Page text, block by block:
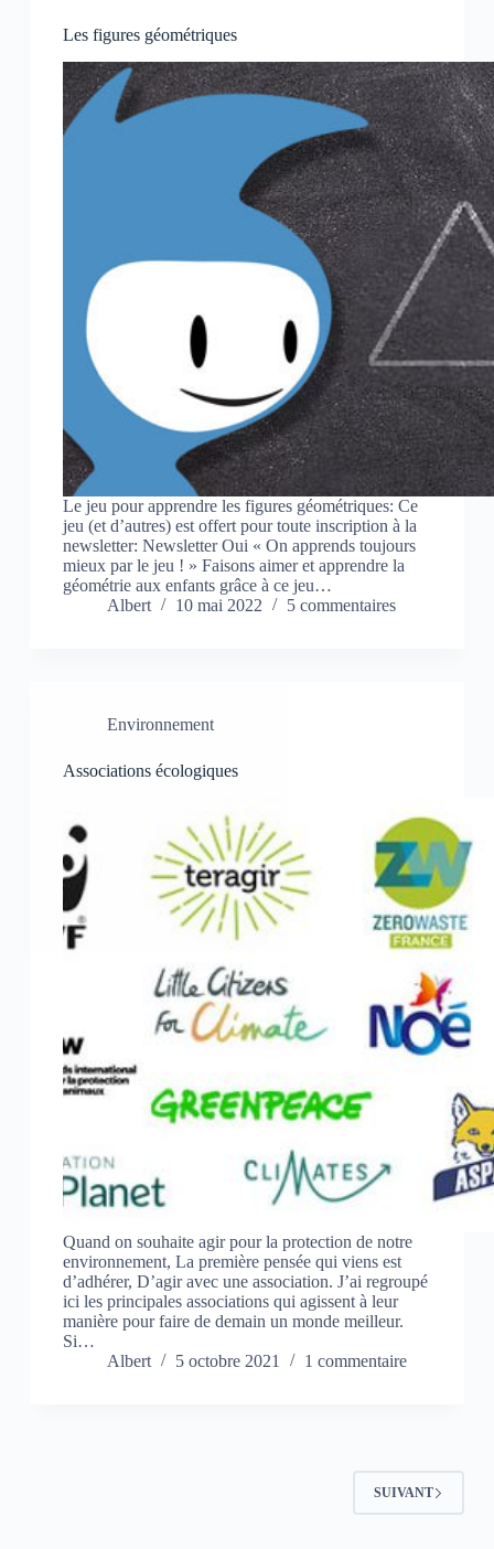
Les figures géométriques
Le jeu pour apprendre les figures géométriques: Ce
jeu (et d’autres) est offert pour toute inscription à la
newsletter: Newsletter Oui « On apprends toujours
mieux par le jeu ! » Faisons aimer et apprendre la
géométrie aux enfants grâce à ce jeu…
Albert
10 mai 2022 5 commentaires
Environnement
Associations écologiques
Quand on souhaite agir pour la protection de notre
environnement, La première pensée qui viens est
d’adhérer, D’agir avec une association. J’ai regroupé
ici les principales associations qui agissent à leur
manière pour faire de demain un monde meilleur.
Si…
Albert
5 octobre 2021 1 commentaire
SUIVANT